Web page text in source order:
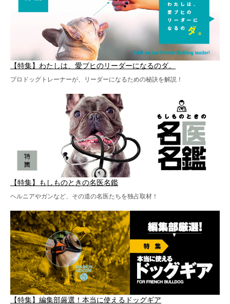
【特集】わたしは、愛ブヒのリーダーになるのダ。
プロドッグトレーナーが、リーダーになるための秘訣を解説！
【特集】もしものときの名医名鑑
ヘルニアやガンなど、その道の名医たちを独占取材！
【特集】編集部厳選！本当に使えるドッグギア